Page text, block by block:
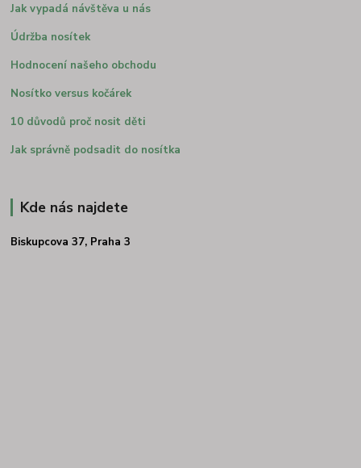
Jak vypadá návštěva u nás
Údržba nosítek
Hodnocení našeho obchodu
Nosítko versus kočárek
10 důvodů proč nosit děti
Jak správně podsadit do nosítka
Kde nás najdete
Biskupcova 37, Praha 3